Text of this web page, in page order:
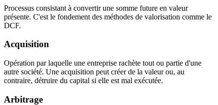
Processus consistant à convertir une somme future en valeur
présente. C'est le fondement des méthodes de valorisation comme le
DCF.
Acquisition
Opération par laquelle une entreprise rachète tout ou partie d'une
autre société. Une acquisition peut créer de la valeur ou, au
contraire, détruire du capital si elle est mal exécutée.
Arbitrage